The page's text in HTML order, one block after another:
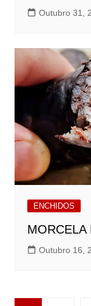
Outubro 31,
ENCHIDOS
MORCELA
Outubro 16,